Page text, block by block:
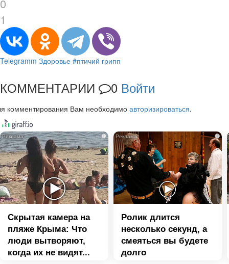
0
1
Telegramm Здоровье #птичий грипп
КОММЕНТАРИИ 0 Войти
комментирования Вам необходимо авторизироваться.
i
Скрытая камера на
пляже Крыма: Что
люди вытворяют,
когда их не видят...
i
Ролик длится
несколько секунд, а
смеяться вы будете
долго